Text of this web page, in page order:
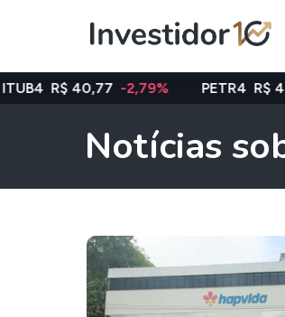
Assuntos do momento
Ações FIIs
-2,79% PETR4 R$ 40,85 -
Notícias